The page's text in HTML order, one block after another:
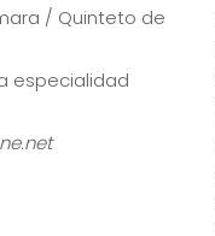
/ Quinteto de
especialidad